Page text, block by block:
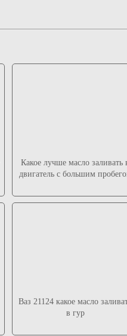
Какое лучше масло заливать
двигатель с большим
Ваз 21124 какое масло
в гур